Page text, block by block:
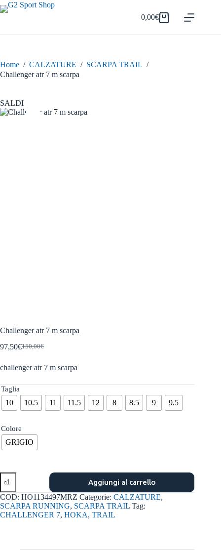
Salta
al
Carrello
0,00€
Home / CALZATURE / SCARPA TRAIL /
Challenger atr 7 m scarpa
SALDI
Challenger atr 7 m scarpa
150,00€
Il
originale
150,00€.
97,50€Il
attuale
97,50€.
challenger atr 7 m scarpa
Taglia
10 10.5 11 11.5 12 8 8.5 9 9.5
Colore
GRIGIO
Challenger
atr
7
m
scarpa
quantità
Aggiungi al carrello
COD: HO1134497MRZ Categorie: CALZATURE,
SCARPA RUNNING, SCARPA TRAIL Tag:
CHALLENGER 7, HOKA, TRAIL